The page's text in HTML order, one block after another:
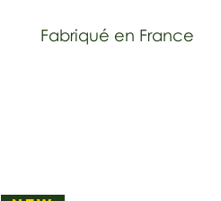
Fabriqué en France